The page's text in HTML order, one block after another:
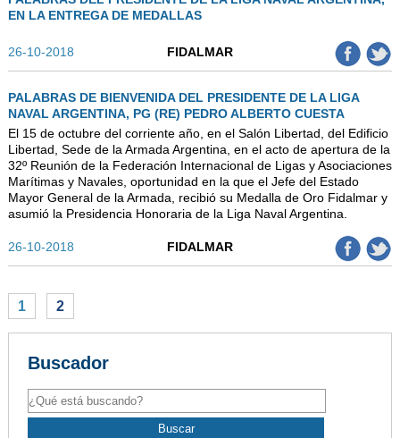
EN LA ENTREGA DE MEDALLAS
26-10-2018 FIDALMAR
PALABRAS DE BIENVENIDA DEL PRESIDENTE DE LA LIGA
NAVAL ARGENTINA, PG (RE) PEDRO ALBERTO CUESTA
El 15 de octubre del corriente año, en el Salón Libertad, del Edificio
Libertad, Sede de la Armada Argentina, en el acto de apertura de la
32º Reunión de la Federación Internacional de Ligas y Asociaciones
Marítimas y Navales, oportunidad en la que el Jefe del Estado
Mayor General de la Armada, recibió su Medalla de Oro Fidalmar y
asumió la Presidencia Honoraria de la Liga Naval Argentina.
26-10-2018 FIDALMAR
1 2
Buscador